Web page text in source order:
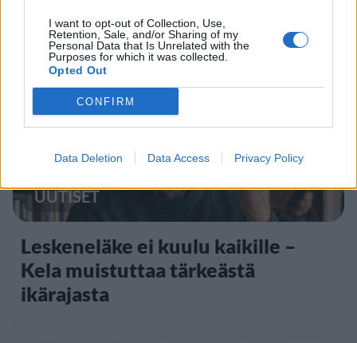
I want to opt-out of Collection, Use,
Retention, Sale, and/or Sharing of my
Personal Data that Is Unrelated with the
Purposes for which it was collected.
Opted Out
CONFIRM
Data Deletion Data Access Privacy Policy
Staran luetuimmat
1
UUTISET
Leskeneläke ei kuulu kaikille –
Kela muistuttaa tärkeästä
ikärajasta